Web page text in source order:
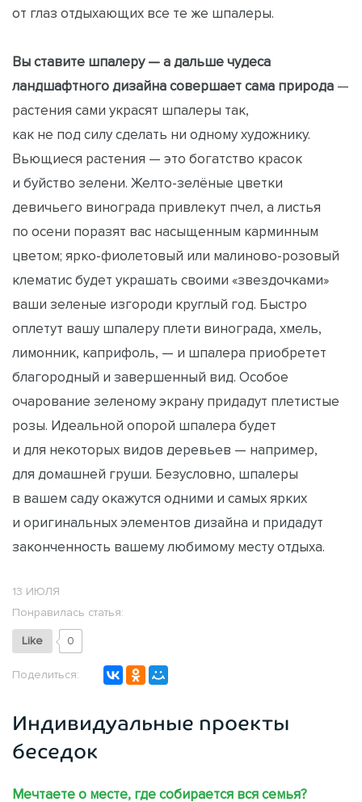
от глаз отдыхающих все те же шпалеры.
Вы ставите шпалеру — а дальше чудеса
ландшафтного дизайна совершает сама природа —
растения сами украсят шпалеры так,
как не под силу сделать ни одному художнику.
Вьющиеся растения — это богатство красок
и буйство зелени. Желто-зелёные цветки
девичьего винограда привлекут пчел, а листья
по осени поразят вас насыщенным карминным
цветом; ярко-фиолетовый или малиново-розовый
клематис будет украшать своими «звездочками»
ваши зеленые изгороди круглый год. Быстро
оплетут вашу шпалеру плети винограда, хмель,
лимонник, каприфоль, — и шпалера приобретет
благородный и завершенный вид. Особое
очарование зеленому экрану придадут плетистые
розы. Идеальной опорой шпалера будет
и для некоторых видов деревьев — например,
для домашней груши. Безусловно, шпалеры
в вашем саду окажутся одними и самых ярких
и оригинальных элементов дизайна и придадут
законченность вашему любимому месту отдыха.
13 ИЮЛЯ
Понравилась статья:
Like 0
Поделиться:
Индивидуальные проекты
беседок
Мечтаете о месте, где собирается вся семья?